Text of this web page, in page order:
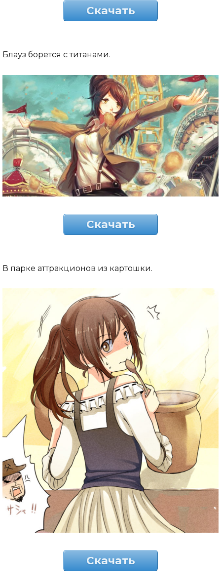
Скачать
Блауз борется с титанами.
Скачать
В парке аттракционов из картошки.
Скачать